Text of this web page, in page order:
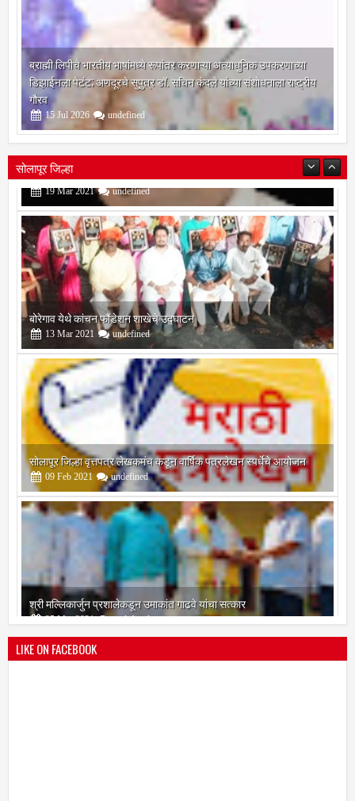
ब्राह्मी लिपीचे भारतीय भाषांमध्ये रूपांतर करणाऱ्या अत्याधुनिक उपकरणाच्या
डिझाईनला पेटंट; अणदूरचे सुपुत्र डॉ. सचिन कंदले यांच्या संशोधनाला राष्ट्रीय
गौरव
15 Jul 2026 undefined
सोलापूर जिल्हा
बोरेगाव येथे कांचन फौंडेशन शाखेचे उद्घाटन
13 Mar 2021 undefined
सोलापूर जिल्हा वृत्तपत्र लेखकमंच कडून वार्षिक पत्रलेखन स्पर्धेचे आयोजन
09 Feb 2021 undefined
श्री मल्लिकार्जुन प्रशालेकडून उमाकांत गाढवे यांचा सत्कार
25 Mar 2021 undefined
LIKE ON FACEBOOK